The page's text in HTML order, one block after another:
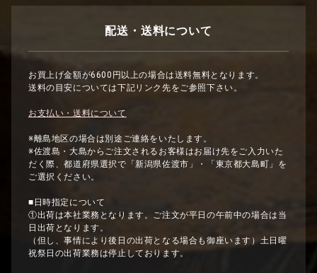
配送・送料について
お買上げ金額が6600円以上の場合は送料無料となります。
送料の目安については下記リンク先をご参照下さい。
お支払い・送料について
※離島地区の場合は別途ご連絡をいたします。
※佐渡島・大島からご注文されるお客様はお届け先をご入力いた
だく際、都道府県選択で「新潟県佐渡市」・「東京都大島町」を
ご選択ください。
■日時指定について
①出荷は本社業務となります。ご注文が平日の午前中の場合は当
日出荷となります。
（但し、事情により後日の出荷となる場合も御座います）土日曜
祝祭日の出荷業務は停止しております。